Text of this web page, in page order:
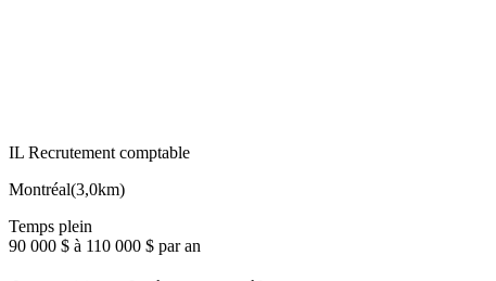
IL Recrutement comptable
Montréal(3,0km)
Temps plein
90 000 $ à 110 000 $ par an